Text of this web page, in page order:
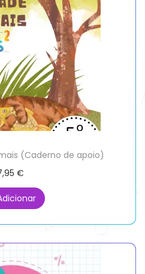
(Caderno de apoio)
€